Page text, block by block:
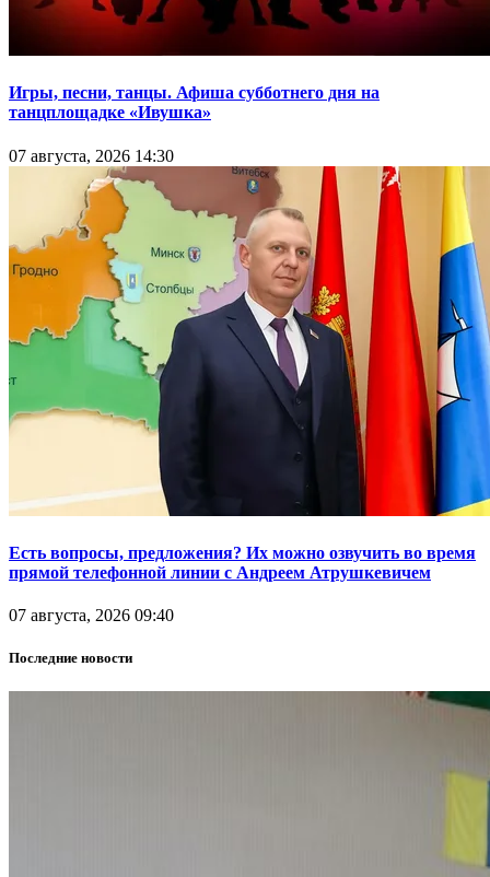
Игры, песни, танцы. Афиша субботнего дня на
танцплощадке «Ивушка»
07 августа, 2026 14:30
Есть вопросы, предложения? Их можно озвучить во время
прямой телефонной линии с Андреем Атрушкевичем
07 августа, 2026 09:40
Последние новости